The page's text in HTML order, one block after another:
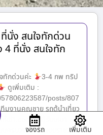
นั่ง สนใจทักด่วน
4 ที่นั่ง สนใจทัก
ทักด่วนค่ะ
3-4 กพ ทริป
ดูเพิ่มเติม :
posts/807
มงานคุณชาย รถตู้นำเที่ยว
ช่า.com รถตู้รับเหมา
ครบวงจร ทั้งแบบรายวัน
จองรถ เพิ่มเติม